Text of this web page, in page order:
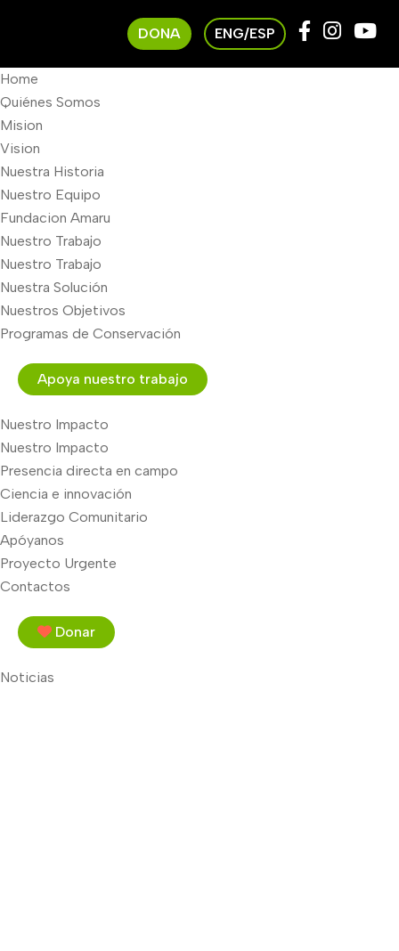
DONA ENG/ESP
Home
Quiénes Somos
Mision
Vision
Nuestra Historia
Nuestro Equipo
Fundacion Amaru
Nuestro Trabajo
Nuestro Trabajo
Nuestra Solución
Nuestros Objetivos
Programas de Conservación
Apoya nuestro trabajo
Nuestro Impacto
Nuestro Impacto
Presencia directa en campo
Ciencia e innovación
Liderazgo Comunitario
Apóyanos
Proyecto Urgente
Contactos
Donar
Noticias